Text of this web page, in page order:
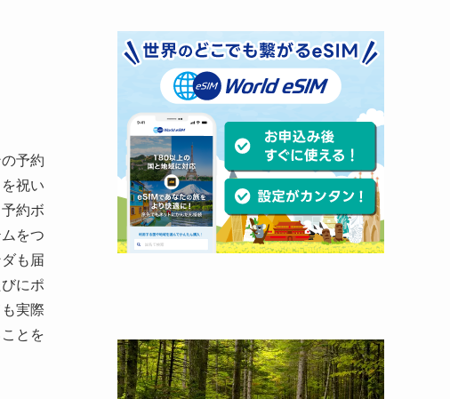
予約
祝い
約ボ
をつ
も届
にポ
実際
とを